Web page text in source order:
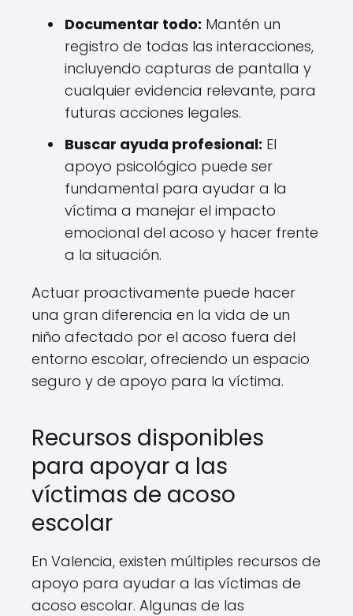
Documentar todo: Mantén un
registro de todas las interacciones,
incluyendo capturas de pantalla y
cualquier evidencia relevante, para
futuras acciones legales.
Buscar ayuda profesional: El
apoyo psicológico puede ser
fundamental para ayudar a la
víctima a manejar el impacto
emocional del acoso y hacer frente
a la situación.
Actuar proactivamente puede hacer
una gran diferencia en la vida de un
niño afectado por el acoso fuera del
entorno escolar, ofreciendo un espacio
seguro y de apoyo para la víctima.
Recursos disponibles
para apoyar a las
víctimas de acoso
escolar
En Valencia, existen múltiples recursos de
apoyo para ayudar a las víctimas de
acoso escolar. Algunas de las